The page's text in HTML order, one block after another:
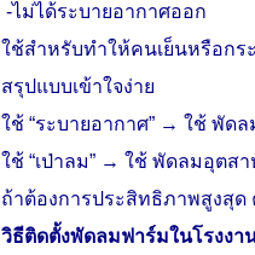
-ไม่ได้ระบายอากาศออก
ใช้สำหรับทำให้คนเย็นหรือกร
สรุปแบบเข้าใจง่าย
ใช้ “ระบายอากาศ” → ใช้ พัด
ใช้ “เป่าลม” → ใช้ พัดลมอุตส
ถ้าต้องการประสิทธิภาพสูงสุด
วิธีติดตั้งพัดลมฟาร์มในโรงงา